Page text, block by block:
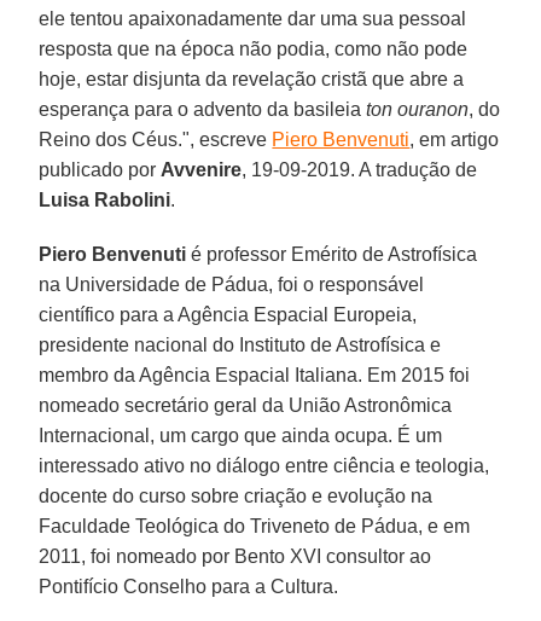
ele tentou apaixonadamente dar uma sua pessoal
resposta que na época não podia, como não pode
hoje, estar disjunta da revelação cristã que abre a
esperança para o advento da basileiaton ouranon, do
Reino dos Céus.", escreve Piero Benvenuti, em artigo
publicado por Avvenire, 19-09-2019. A tradução de
Luisa Rabolini.
Piero Benvenuti é professor Emérito de Astrofísica
na Universidade de Pádua, foi o responsável
científico para a Agência Espacial Europeia,
presidente nacional do Instituto de Astrofísica e
membro da Agência Espacial Italiana. Em 2015 foi
nomeado secretário geral da União Astronômica
Internacional, um cargo que ainda ocupa. É um
interessado ativo no diálogo entre ciência e teologia,
docente do curso sobre criação e evolução na
Faculdade Teológica do Triveneto de Pádua, e em
2011, foi nomeado por Bento XVI consultor ao
Pontifício Conselho para a Cultura.